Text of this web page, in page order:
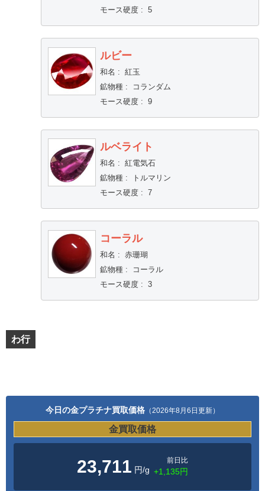
モース硬度: 5
ルビー
和名 : 紅玉
鉱物種:
コランダム
モース硬度: 9
ルベライト
和名 : 紅電気石
鉱物種:
トルマリン
モース硬度: 7
コーラル
和名 : 赤珊瑚
鉱物種:
コーラル
モース硬度: 3
わ行
今日の金プラチナ買取価格 （2026年8月6日更新）
金買取価格
23,711 円/g
前日比
+1,135円